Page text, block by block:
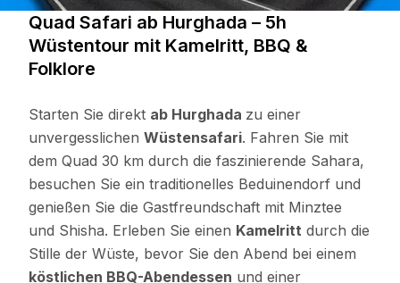
Quad Safari ab Hurghada – 5h
Wüstentour mit Kamelritt, BBQ &
Folklore
Starten Sie direkt ab Hurghada zu einer
unvergesslichen Wüstensafari. Fahren Sie mit
dem Quad 30 km durch die faszinierende Sahara,
besuchen Sie ein traditionelles Beduinendorf und
genießen Sie die Gastfreundschaft mit Minztee
und Shisha. Erleben Sie einen Kamelritt durch die
Stille der Wüste, bevor Sie den Abend bei einem
köstlichen BBQ-Abendessen und einer